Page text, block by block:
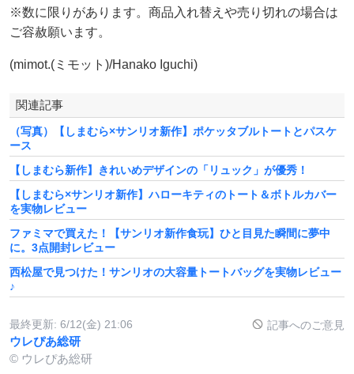
※数に限りがあります。商品入れ替えや売り切れの場合は
ご容赦願います。
(mimot.(ミモット)/Hanako Iguchi)
関連記事
（写真）【しまむら×サンリオ新作】ポケッタブルトートとパスケ
ース
【しまむら新作】きれいめデザインの「リュック」が優秀！
【しまむら×サンリオ新作】ハローキティのトート＆ボトルカバー
を実物レビュー
ファミマで買えた！【サンリオ新作食玩】ひと目見た瞬間に夢中
に。3点開封レビュー
西松屋で見つけた！サンリオの大容量トートバッグを実物レビュー
♪
最終更新: 6/12(金) 21:06 記事へのご意見
ウレぴあ総研
© ウレぴあ総研